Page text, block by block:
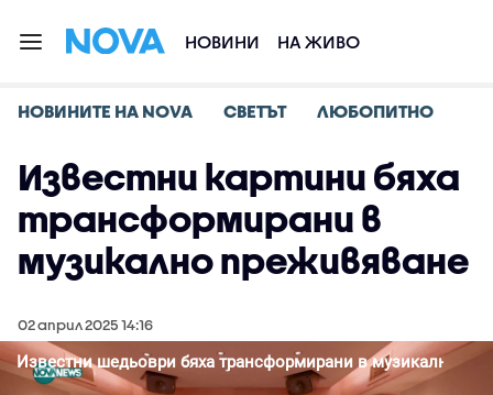
НОВИНИ НА ЖИВО
НОВИНИТЕ НА NOVA СВЕТЪТ ЛЮБОПИТНО
Известни картини бяха
трансформирани в
музикално преживяване
02 април 2025 14:16